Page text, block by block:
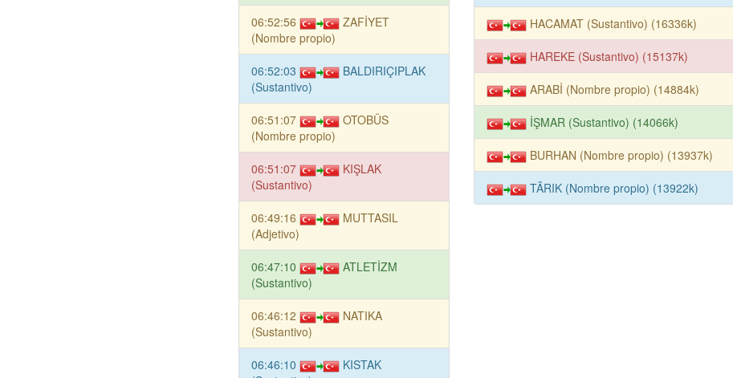
06:52:56
ZAFİYET
(Nombre propio)
06:52:03
BALDIRIÇIPLAK
(Sustantivo)
06:51:07
OTOBÜS
(Nombre propio)
06:51:07
KIŞLAK
(Sustantivo)
06:49:16
MUTTASIL
(Adjetivo)
06:47:10
ATLETİZM
(Sustantivo)
06:46:12
NATIKA
(Sustantivo)
06:46:10
KISTAK
HACAMAT (Sustantivo) (16336k)
HAREKE (Sustantivo) (15137k)
ARABİ (Nombre propio) (14884k)
İŞMAR (Sustantivo) (14066k)
BURHAN (Nombre propio) (13937k)
TÂRIK (Nombre propio) (13922k)